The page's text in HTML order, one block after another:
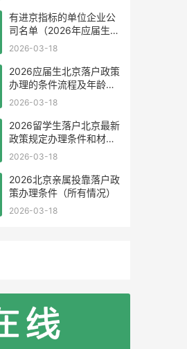
有进京指标的单位企业公
司名单（2026年应届生留
学生）
2026-03-18
2026应届生北京落户政策
办理的条件流程及年龄限
制
2026-03-18
2026留学生落户北京最新
政策规定办理条件和材料
及流程
2026-03-18
2026北京亲属投靠落户政
策办理条件（所有情况）
2026-03-18